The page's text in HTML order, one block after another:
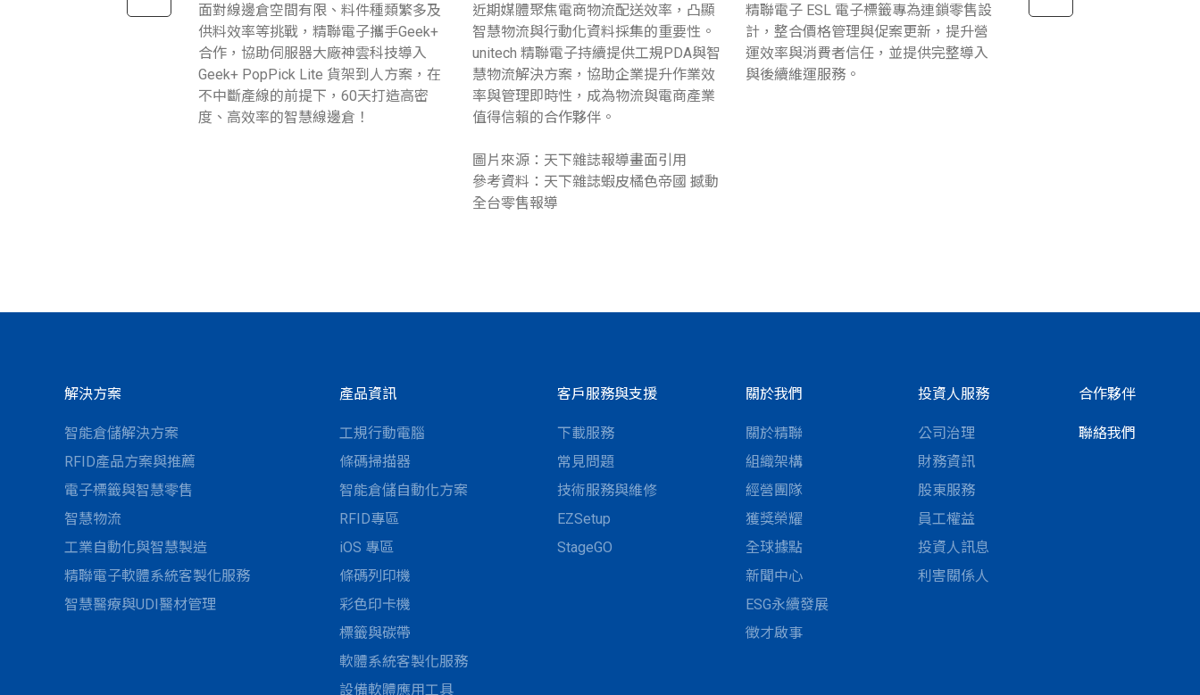
面對線邊倉空間有限、料件種類繁多及
供料效率等挑戰，精聯電子攜手Geek+
合作，協助伺服器大廠神雲科技導入
Geek+ PopPick Lite 貨架到人方案，在
不中斷產線的前提下，60天打造高密
度、高效率的智慧線邊倉！
近期媒體聚焦電商物流配送效率，凸顯
智慧物流與行動化資料採集的重要性。
unitech 精聯電子持續提供工規PDA與智
慧物流解決方案，協助企業提升作業效
率與管理即時性，成為物流與電商產業
值得信賴的合作夥伴。
圖片來源：天下雜誌報導畫面引用
參考資料：天下雜誌蝦皮橘色帝國 撼動
全台零售報導
精聯電子 ESL 電子標籤專為連鎖零售設
計，整合價格管理與促案更新，提升營
運效率與消費者信任，並提供完整導入
與後續維運服務。
精聯電子 Unitech RT112
解決方案
智能倉儲解決方案
RFID產品方案與推薦
電子標籤與智慧零售
智慧物流
工業自動化與智慧製造
精聯電子軟體系統客製化服務
智慧醫療與UDI醫材管理
產品資訊
工規行動電腦
條碼掃描器
智能倉儲自動化方案
RFID專區
iOS 專區
條碼列印機
彩色印卡機
標籤與碳帶
軟體系統客製化服務
設備軟體應用工具
客戶服務與支援
下載服務
常見問題
技術服務與維修
EZSetup
StageGO
關於我們
關於精聯
組織架構
經營團隊
獲獎榮耀
全球據點
新聞中心
ESG永續發展
徵才啟事
投資人服務
公司治理
財務資訊
股東服務
員工權益
投資人訊息
利害關係人
合作夥伴
聯絡我們